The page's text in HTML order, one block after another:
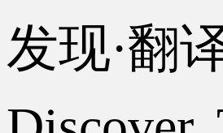
发现·翻